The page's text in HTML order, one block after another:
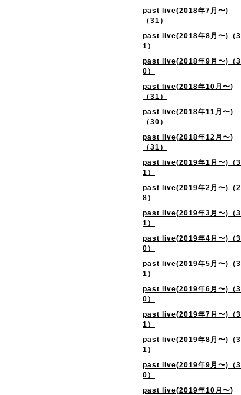
past live(2018年7月〜)
（31）
past live(2018年8月〜)（3
1）
past live(2018年9月〜)（3
0）
past live(2018年10月〜)
（31）
past live(2018年11月〜)
（30）
past live(2018年12月〜)
（31）
past live(2019年1月〜)（3
1）
past live(2019年2月〜)（2
8）
past live(2019年3月〜)（3
1）
past live(2019年4月〜)（3
0）
past live(2019年5月〜)（3
1）
past live(2019年6月〜)（3
0）
past live(2019年7月〜)（3
1）
past live(2019年8月〜)（3
1）
past live(2019年9月〜)（3
0）
past live(2019年10月〜)